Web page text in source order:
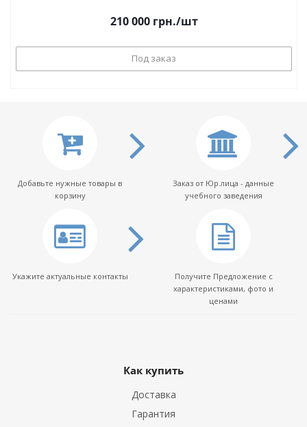
210 000грн./шт
Под заказ
Добавьте нужные товары в
корзину
Заказ от Юр.лица - данные
учебного заведения
Укажите актуальные контакты
Получите Предложение с
характеристиками, фото и
ценами
Как купить
Доставка
Гарантия